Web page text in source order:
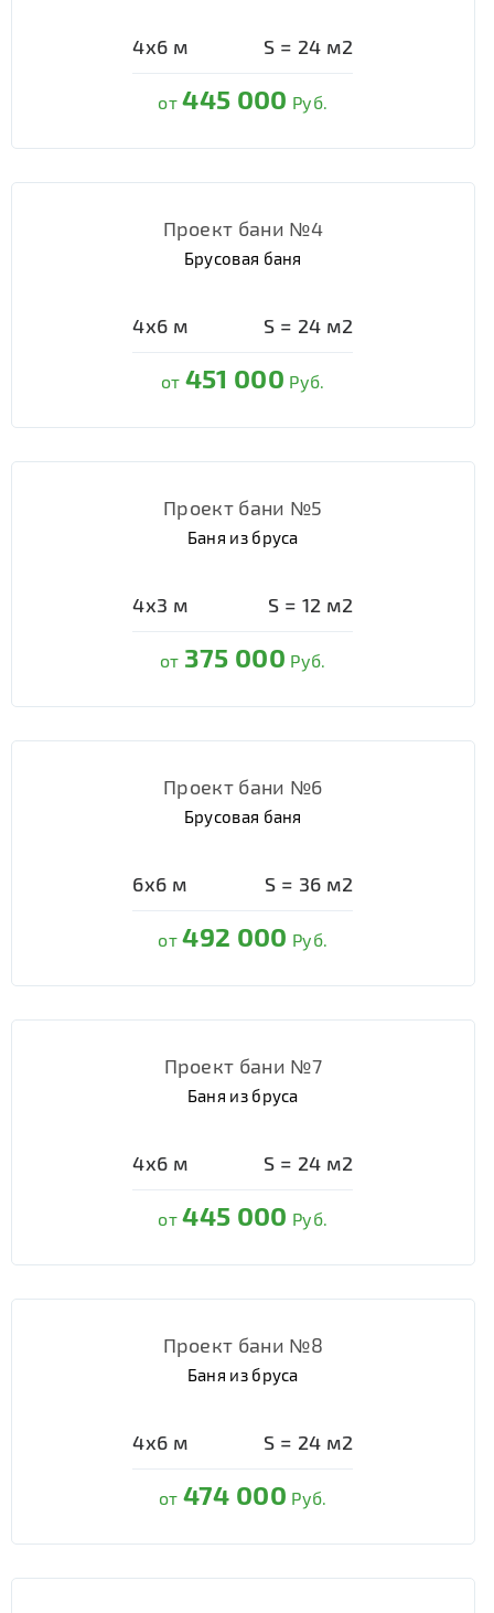
4х6 м S = 24 м2
от445 000 Руб.
Проект бани №4
Брусовая баня
4х6 м S = 24 м2
от 451 000 Руб.
Проект бани №5
Баня из бруса
4х3 м S = 12 м2
от 375 000 Руб.
Проект бани №6
Брусовая баня
6х6 м S = 36 м2
от492 000 Руб.
Проект бани №7
Баня из бруса
4х6 м S = 24 м2
от445 000 Руб.
Проект бани №8
Баня из бруса
4х6 м S = 24 м2
от 474 000 Руб.